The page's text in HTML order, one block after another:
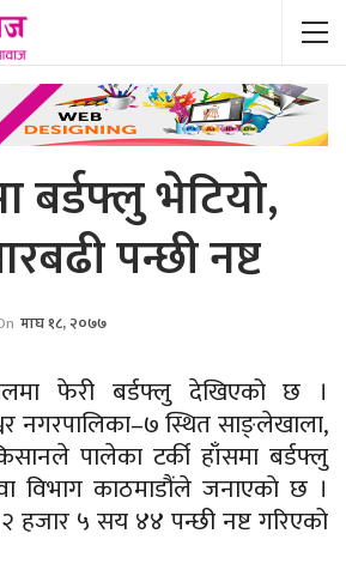
बर्डफ्लु भेटियो,
पन्छी नष्ट
माघ १८, २०७७
फेरी बर्डफ्लु देखिएको छ ।
नगरपालिका–७ स्थित साङ्लेखाला,
पालेका टर्की हाँसमा बर्डफ्लु
विभाग काठमाडौंले जनाएकाे छ ।
हजार ५ सय ४४ पन्छी नष्ट गरिएको